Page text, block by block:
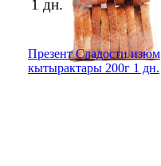
1 дн.
Презент Сладости изюм
кытырактары 200г 1 дн.